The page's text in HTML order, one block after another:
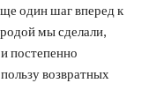
один шаг вперед к
мы сделали,
постепенно
возвратных